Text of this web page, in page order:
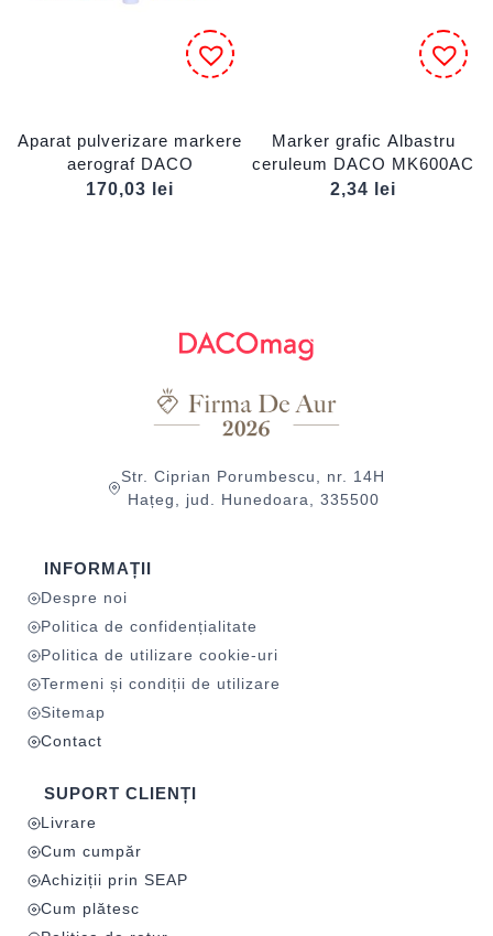
Aparat pulverizare markere
aerograf DACO
170,03
lei
Marker grafic Albastru
ceruleum DACO MK600AC
2,34
lei
Str. Ciprian Porumbescu, nr. 14H
Hațeg, jud. Hunedoara, 335500
INFORMAȚII
Despre noi
Politica de confidențialitate
Politica de utilizare cookie-uri
Termeni și condiții de utilizare
Sitemap
Contact
SUPORT CLIENȚI
Livrare
Cum cumpăr
Achiziții prin SEAP
Cum plătesc